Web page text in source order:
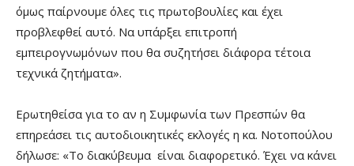
όμως παίρνουμε όλες τις πρωτοβουλίες και έχει
προβλεφθεί αυτό. Να υπάρξει επιτροπή
εμπειρογνωμόνων που θα συζητήσει διάφορα τέτοια
τεχνικά ζητήματα».
Ερωτηθείσα για το αν η Συμφωνία των Πρεσπών θα
επηρεάσει τις αυτοδιοικητικές εκλογές η κα. Νοτοπούλου
δήλωσε: «Το διακύβευμα είναι διαφορετικό. Έχει να κάνει